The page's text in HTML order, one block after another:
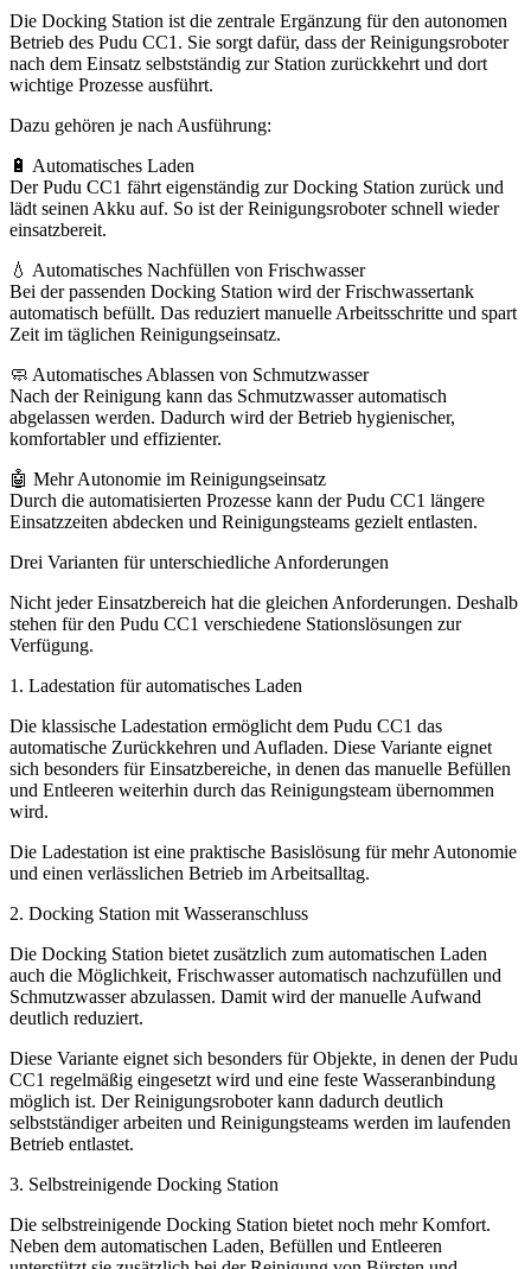
Die Docking Station ist die zentrale Ergänzung für den autonomen
Betrieb des Pudu CC1. Sie sorgt dafür, dass der Reinigungsroboter
nach dem Einsatz selbstständig zur Station zurückkehrt und dort
wichtige Prozesse ausführt.
Dazu gehören je nach Ausführung:
🔋 Automatisches Laden
Der Pudu CC1 fährt eigenständig zur Docking Station zurück und
lädt seinen Akku auf. So ist der Reinigungsroboter schnell wieder
einsatzbereit.
💧 Automatisches Nachfüllen von Frischwasser
Bei der passenden Docking Station wird der Frischwassertank
automatisch befüllt. Das reduziert manuelle Arbeitsschritte und spart
Zeit im täglichen Reinigungseinsatz.
🧼 Automatisches Ablassen von Schmutzwasser
Nach der Reinigung kann das Schmutzwasser automatisch
abgelassen werden. Dadurch wird der Betrieb hygienischer,
komfortabler und effizienter.
🤖 Mehr Autonomie im Reinigungseinsatz
Durch die automatisierten Prozesse kann der Pudu CC1 längere
Einsatzzeiten abdecken und Reinigungsteams gezielt entlasten.
Drei Varianten für unterschiedliche Anforderungen
Nicht jeder Einsatzbereich hat die gleichen Anforderungen. Deshalb
stehen für den Pudu CC1 verschiedene Stationslösungen zur
Verfügung.
1. Ladestation für automatisches Laden
Die klassische Ladestation ermöglicht dem Pudu CC1 das
automatische Zurückkehren und Aufladen. Diese Variante eignet
sich besonders für Einsatzbereiche, in denen das manuelle Befüllen
und Entleeren weiterhin durch das Reinigungsteam übernommen
wird.
Die Ladestation ist eine praktische Basislösung für mehr Autonomie
und einen verlässlichen Betrieb im Arbeitsalltag.
2. Docking Station mit Wasseranschluss
Die Docking Station bietet zusätzlich zum automatischen Laden
auch die Möglichkeit, Frischwasser automatisch nachzufüllen und
Schmutzwasser abzulassen. Damit wird der manuelle Aufwand
deutlich reduziert.
Diese Variante eignet sich besonders für Objekte, in denen der Pudu
CC1 regelmäßig eingesetzt wird und eine feste Wasseranbindung
möglich ist. Der Reinigungsroboter kann dadurch deutlich
selbstständiger arbeiten und Reinigungsteams werden im laufenden
Betrieb entlastet.
3. Selbstreinigende Docking Station
Die selbstreinigende Docking Station bietet noch mehr Komfort.
Neben dem automatischen Laden, Befüllen und Entleeren